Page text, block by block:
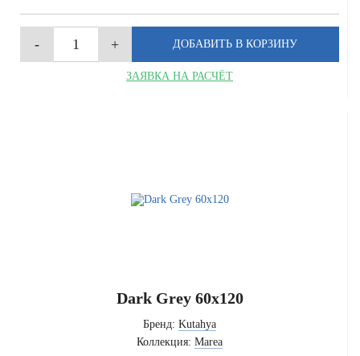
ЗАЯВКА НА РАСЧЁТ
Dark Grey 60x120
Бренд: Kutahya
Коллекция: Marea